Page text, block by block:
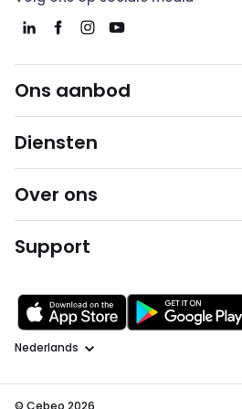
Ons aanbod
Diensten
Over ons
Support
Taal
© Cebeo 2026